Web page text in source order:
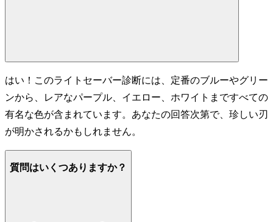
はい！このライトセーバー診断には、定番のブルーやグリー
ンから、レアなパープル、イエロー、ホワイトまですべての
有名な色が含まれています。あなたの回答次第で、珍しい刃
が明かされるかもしれません。
質問はいくつありますか？